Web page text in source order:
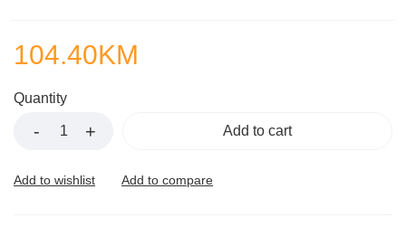
104.40KM
Quantity
Add to cart